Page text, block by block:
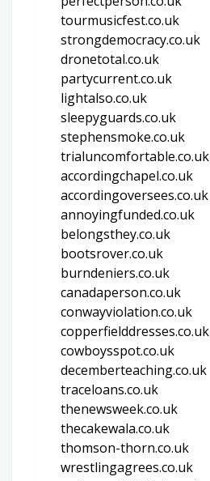
tourmusicfest.co.uk
strongdemocracy.co.uk
dronetotal.co.uk
partycurrent.co.uk
lightalso.co.uk
sleepyguards.co.uk
stephensmoke.co.uk
trialuncomfortable.co.uk
accordingchapel.co.uk
accordingoversees.co.uk
annoyingfunded.co.uk
belongsthey.co.uk
bootsrover.co.uk
burndeniers.co.uk
canadaperson.co.uk
conwayviolation.co.uk
copperfielddresses.co.uk
cowboysspot.co.uk
decemberteaching.co.uk
traceloans.co.uk
thenewsweek.co.uk
thecakewala.co.uk
thomson-thorn.co.uk
wrestlingagrees.co.uk